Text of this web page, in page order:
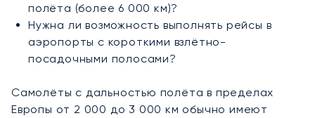
полёта (более 6 000 км)?
Нужна ли возможность выполнять рейсы в
аэропорты с короткими взлётно-
посадочными полосами?
Самолёты с дальностью полёта в пределах
Европы от 2 000 до 3 000 км обычно имеют